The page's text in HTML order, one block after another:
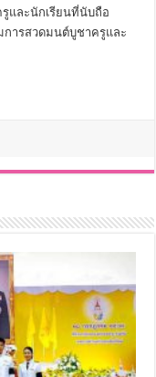
และนักเรียนที่นับถือ
ารสวดมนต์บูชาครูและ